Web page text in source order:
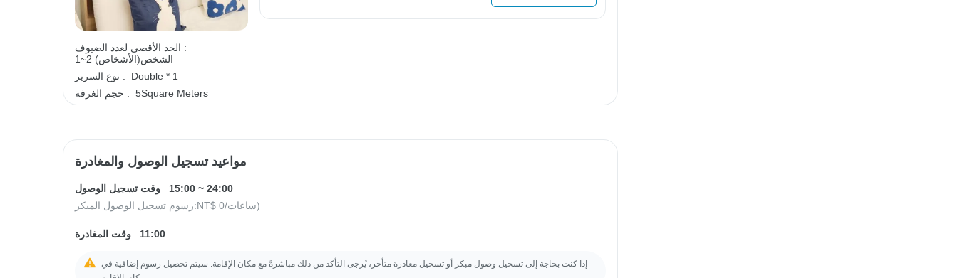
الحد الأقصى لعدد الضيوف :
1~2 الشخص(الأشخاص)
نوع السرير :
Double * 1
حجم الغرفة : 5Square Meters
مواعيد تسجيل الوصول والمغادرة
وقت تسجيل الوصول 15:00 ~ 24:00
رسوم تسجيل الوصول المبكر:NT$ 0 /ساعات)
وقت المغادرة 11:00
إذا كنت بحاجة إلى تسجيل وصول مبكر أو تسجيل مغادرة متأخر، يُرجى التأكد من ذلك مباشرةً مع مكان الإقامة. سيتم تحصيل رسوم إضافية في